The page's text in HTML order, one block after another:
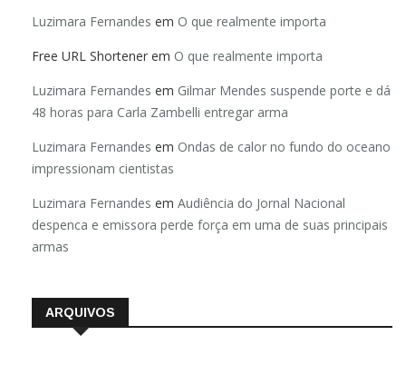
Luzimara Fernandes em O que realmente importa
Free URL Shortener em O que realmente importa
Luzimara Fernandes em Gilmar Mendes suspende porte e dá
48 horas para Carla Zambelli entregar arma
Luzimara Fernandes em Ondas de calor no fundo do oceano
impressionam cientistas
Luzimara Fernandes em Audiência do Jornal Nacional
despenca e emissora perde força em uma de suas principais
armas
ARQUIVOS